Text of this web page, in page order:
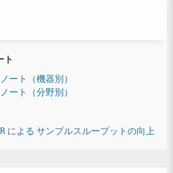
ト
ート（機器別）
ート（分野別）
による サンプルスループットの向上